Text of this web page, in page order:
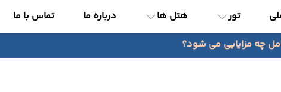
تور هتل ها درباره ما تماس با ما
چه مزایایی می شود؟